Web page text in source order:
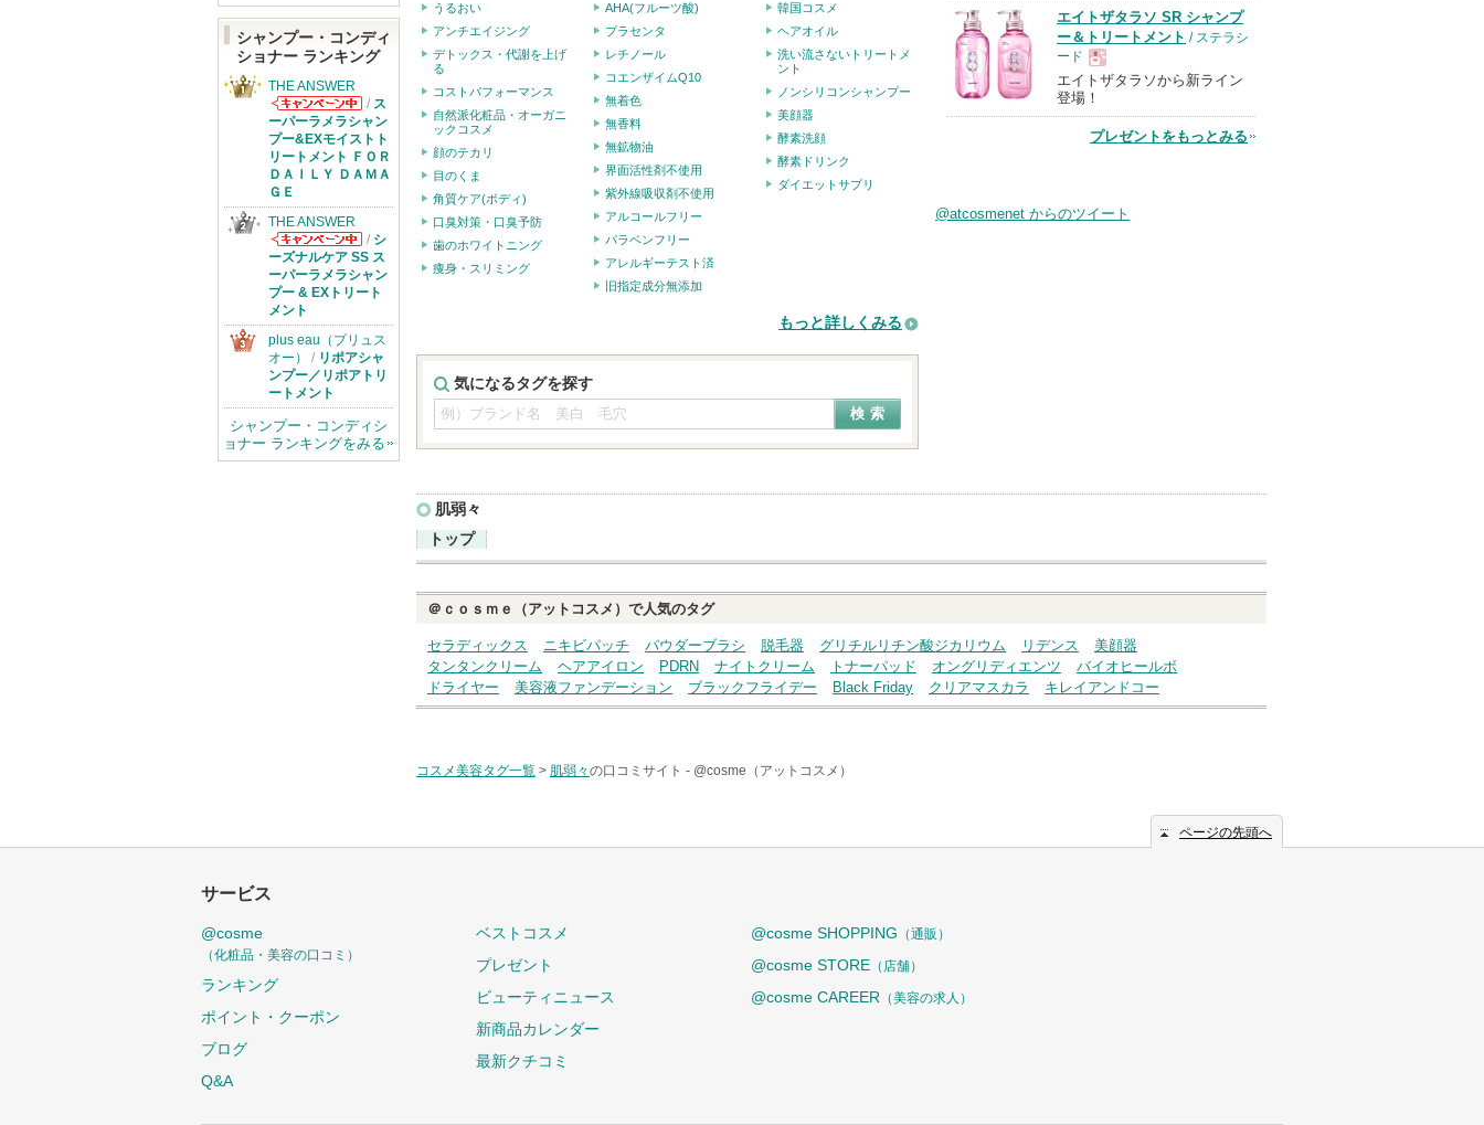
うるおい
アンチエイジング
デトックス・代謝を上げ
る
コストパフォーマンス
自然派化粧品・オーガニ
ックコスメ
顔のテカリ
目のくま
角質ケア(ボディ)
口臭対策・口臭予防
歯のホワイトニング
痩身・スリミング
AHA(フルーツ酸)
プラセンタ
レチノール
コエンザイムQ10
無着色
無香料
無鉱物油
界面活性剤不使用
紫外線吸収剤不使用
アルコールフリー
パラベンフリー
アレルギーテスト済
旧指定成分無添加
韓国コスメ
ヘアオイル
洗い流さないトリートメ
ント
ノンシリコンシャンプー
美顔器
酵素洗顔
酵素ドリンク
ダイエットサプリ
もっと詳しくみる
気になるタグを探す
品
エイトザタラソ SR シャンプ
ー＆トリートメント / ステラシ
ード
現
品
エイトザタラソから新ライン
登場！
プレゼントをもっとみる
@atcosmenet からのツイート
肌弱々
トップ
＠ｃｏｓｍｅ（アットコスメ）で人気のタグ
セラディックス ニキビパッチ パウダーブラシ 脱毛器 グリチルリチン酸ジカリウム リデンス
美顔器
タンタンクリーム
ヘアアイロン PDRN ナイトクリーム トナーパッド オングリディエンツ
バイオヒールボ
ドライヤー
美容液ファンデーション ブラックフライデー Black Friday クリアマスカラ キレイアンドコー
コスメ美容タグ一覧 > 肌弱々の口コミサイト - @cosme（アットコスメ）
シャンプー・コンディ
ショナー ランキング
THE ANSWER
THE ANSWER
からのお知らせ
があります
/ ス
ーパーラメラシャン
プー&EXモイストト
リートメント ＦＯＲ
ＤＡＩＬＹ ＤＡＭＡ
ＧＥ
THE ANSWER
THE ANSWER
からのお知らせ
があります
/ シ
ーズナルケア SS ス
ーパーラメラシャン
プー & EXトリート
メント
plus eau（プリュス
オー）
/ リポアシャ
ンプー／リポアトリ
ートメント
シャンプー・コンディシ
ョナー ランキングをみる
ページの先頭へ
サービス
@cosme
（化粧品・美容の口コミ）
ランキング
ポイント・クーポン
ブログ
Q&A
ベストコスメ
プレゼント
ビューティニュース
新商品カレンダー
最新クチコミ
@cosme SHOPPING （通販）
@cosme STORE （店舗）
@cosme CAREER （美容の求人）